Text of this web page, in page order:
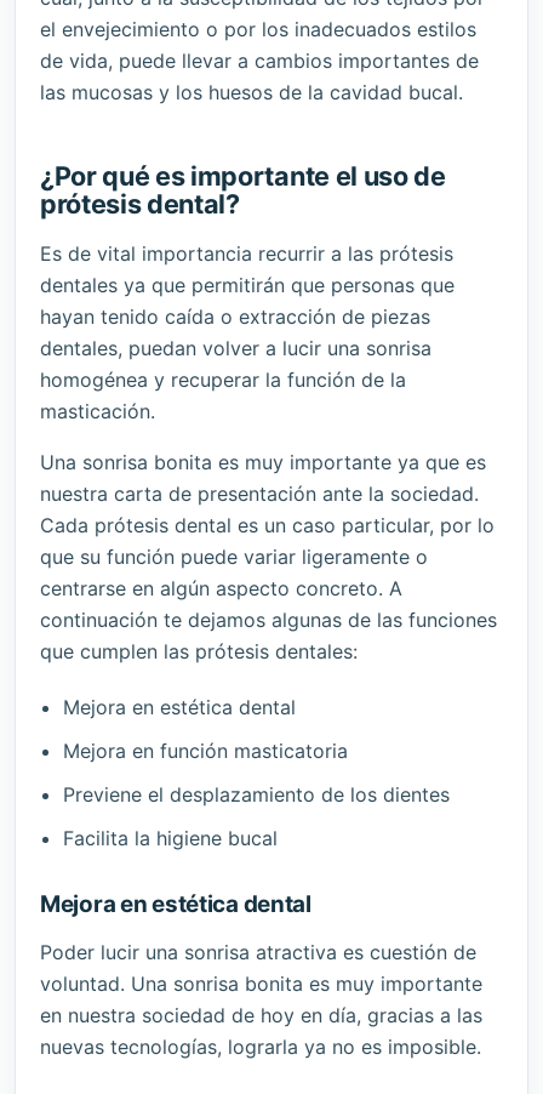
el envejecimiento o por los inadecuados estilos
de vida, puede llevar a cambios importantes de
las mucosas y los huesos de la cavidad bucal.
¿Por qué es importante el uso de
prótesis dental?
Es de vital importancia recurrir a las prótesis
dentales ya que permitirán que personas que
hayan tenido caída o extracción de piezas
dentales, puedan volver a lucir una sonrisa
homogénea y recuperar la función de la
masticación.
Una sonrisa bonita es muy importante ya que es
nuestra carta de presentación ante la sociedad.
Cada prótesis dental es un caso particular, por lo
que su función puede variar ligeramente o
centrarse en algún aspecto concreto. A
continuación te dejamos algunas de las funciones
que cumplen las prótesis dentales:
Mejora en estética dental
Mejora en función masticatoria
Previene el desplazamiento de los dientes
Facilita la higiene bucal
Mejora en estética dental
Poder lucir una sonrisa atractiva es cuestión de
voluntad. Una sonrisa bonita es muy importante
en nuestra sociedad de hoy en día, gracias a las
nuevas tecnologías, lograrla ya no es imposible.